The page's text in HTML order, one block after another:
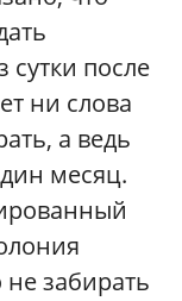
сутки после
ни слова
а ведь
месяц.
забирать